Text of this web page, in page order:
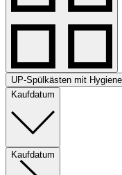
UP-Spülkästen mit
Kaufdatum
Kaufdatum